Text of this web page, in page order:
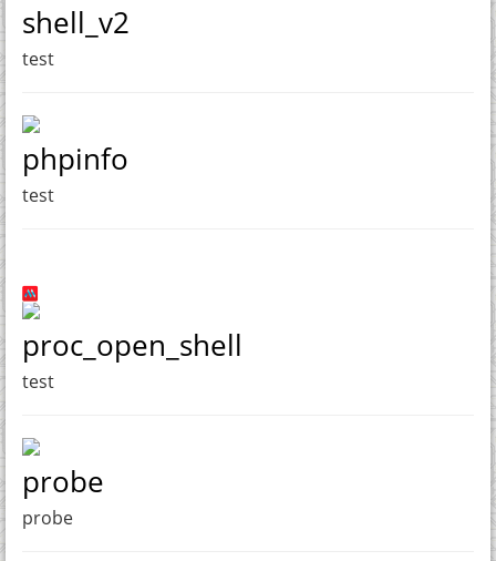
shell_v2
test
phpinfo
test
proc_open_shell
test
probe
probe